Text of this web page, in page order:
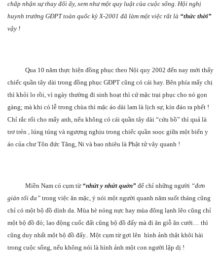
chấp nhận sự thay đổi ấy, xem như một quy luật của cuộc sống. Hội nghị
huynh trưởng GĐPT toàn quốc kỳ X-2001 đã làm một việc rất là “thức thời”
vậy !
Qua 10 năm thực hiện đồng phục theo Nội quy 2002 đến nay mới thấy
chiếc quần tây dài trong đồng phục GĐPT cũng có cái hay. Bên phía mấy chị
thì khỏi lo rồi, vì ngày thường đi sinh hoạt thì cứ mặc trại phục cho nó gọn
gàng; mà khi có lễ trong chùa thì mặc áo dài lam là lịch sự, kín đáo ra phết !
Chỉ rắc rối cho mấy anh, nếu không có cái quần tây dài “cứu bồ” thì quả là
trơ trẻn , lúng túng và ngượng nghịu trong chiếc quần soọc giữa một biển y
áo của chư Tôn đức Tăng, Ni và bao nhiêu là Phật tử vây quanh !
Miền Nam có cụm từ “nhứt y nhứt quởn” để chỉ những người “đơn
giản tối đa” trong việc ăn mặc, ý nói một người quanh năm suốt tháng cũng
chỉ có một bộ đồ dính da. Mùa hè nóng nực hay mùa đông lạnh lẽo cũng chỉ
một bộ đồ đó; lao động cuốc đất cũng bộ đồ đấy mà đi ăn giỗ ăn cưới… thì
cũng duy nhất một bộ đồ đấy.. Một cụm từ gợi lên hình ảnh thật khôi hài
trong cuộc sống, nếu không nói là hình ảnh một con người lập dị !